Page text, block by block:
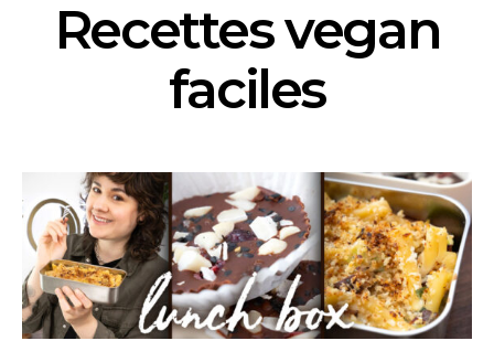
Recettes vegan
faciles